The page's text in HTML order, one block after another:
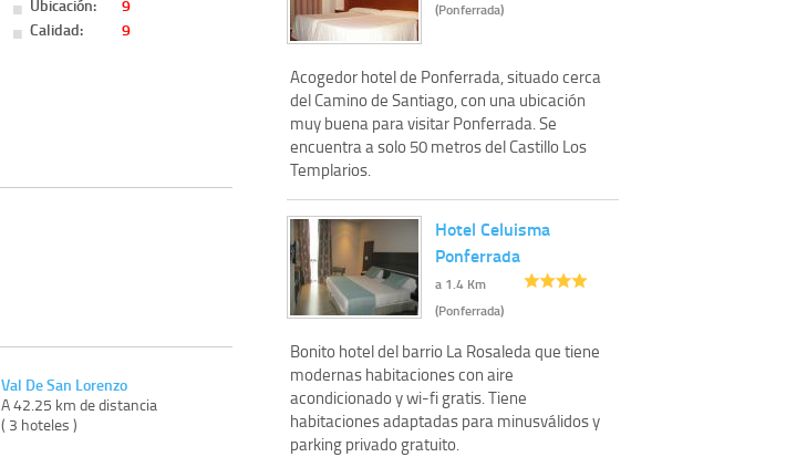
Ubicación:
9
Calidad:
9
Val De San Lorenzo
A 42.25 km de distancia
( 3 hoteles )
(Ponferrada)
Acogedor hotel de Ponferrada, situado cerca
del Camino de Santiago, con una ubicación
muy buena para visitar Ponferrada. Se
encuentra a solo 50 metros del Castillo Los
Templarios.
Hotel Celuisma
Ponferrada
a 1.4 Km
(Ponferrada)
Bonito hotel del barrio La Rosaleda que tiene
modernas habitaciones con aire
acondicionado y wi-fi gratis. Tiene
habitaciones adaptadas para minusválidos y
parking privado gratuito.